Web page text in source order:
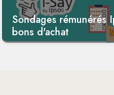
Sondages rémunérés
bons d'achat